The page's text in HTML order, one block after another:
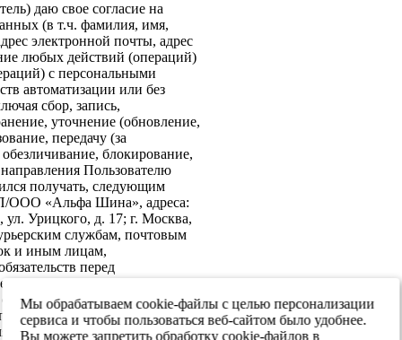
даю свое согласие на
(в т.ч. фамилия, имя,
электронной почты, адрес
любых действий (операций)
с персональными
автоматизации или без
сбор, запись,
уточнение (обновление,
передачу (за
блокирование,
Пользователю
получать, следующим
ООО «Альфа Шина», адреса:
Урицкого, д. 17; г. Москва,
службам, почтовым
и иным лицам,
перед
на передачу в
информационной
данных третьим
реализации целей,
Мы обрабатываем cookie-файлы с целью персонализации
сервиса и чтобы пользоваться веб-сайтом было удобнее.
Вы можете запретить обработку cookie-файлов в